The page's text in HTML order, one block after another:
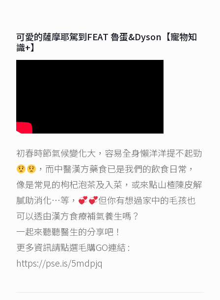
可愛的薩摩耶駕到FEAT 魯蛋&Dyson【寵物知
識+】
初春時節氣候變化大，容易全身懶洋洋提不起勁
，而中醫漢方藥食已是我們的飲食日常，
像是常見的枸杞泡茶及入菜，或來點山楂陳皮解
膩助消化…等，
但你有想過家中的毛孩也
可以透由漢方食療補氣養生嗎？
一起來聽聽醫生的分享吧！
更多資訊請點選毛購GO連結 :
https://pse.is/5mdpjq